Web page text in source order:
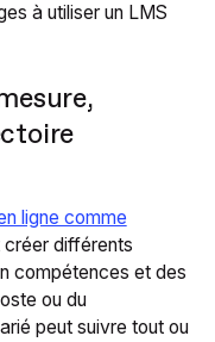
à utiliser un LMS
ligne comme
créer différents
compétences et des
ou du
peut suivre tout ou